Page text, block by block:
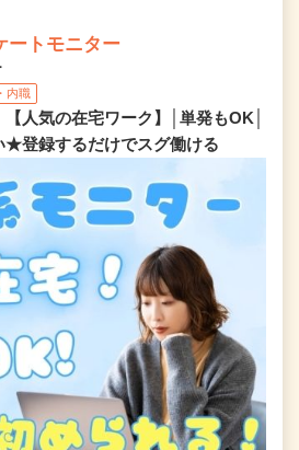
ートモニター
内職
人気の在宅ワーク】│単発もOK│
★登録するだけでスグ働ける